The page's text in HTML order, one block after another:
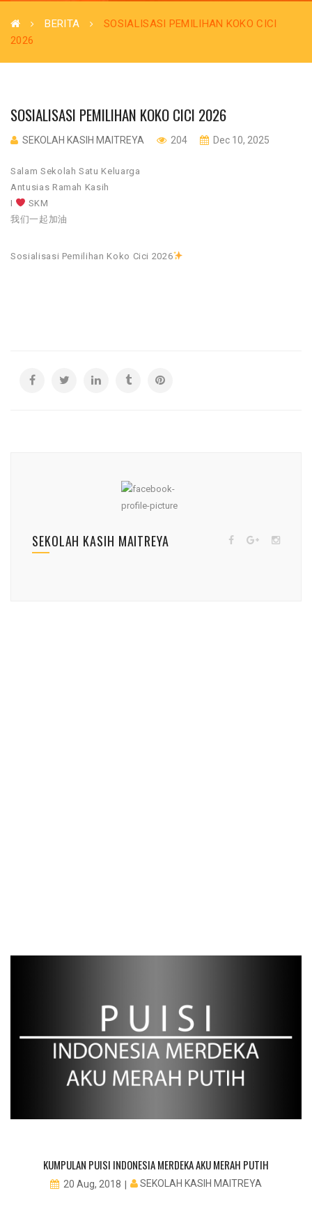
BERITA
SOSIALISASI PEMILIHAN KOKO CICI
2026
SOSIALISASI PEMILIHAN KOKO CICI 2026
SEKOLAH KASIH MAITREYA 204 Dec 10, 2025
Salam Sekolah Satu Keluarga
Antusias Ramah Kasih
I
SKM
我们一起加油
Sosialisasi Pemilihan Koko Cici 2026
SEKOLAH KASIH MAITREYA
KUMPULAN PUISI INDONESIA MERDEKA AKU MERAH PUTIH
20 Aug, 2018 SEKOLAH KASIH MAITREYA